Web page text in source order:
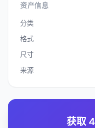
资产信息
分类
格式
尺寸
来源
获取